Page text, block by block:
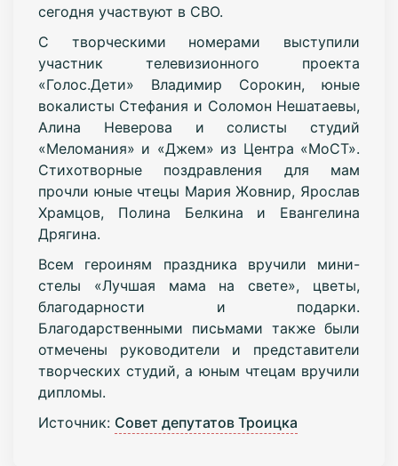
сегодня участвуют в СВО.
С творческими номерами выступили
участник телевизионного проекта
«Голос.Дети» Владимир Сорокин, юные
вокалисты Стефания и Соломон Нешатаевы,
Алина Неверова и солисты студий
«Меломания» и «Джем» из Центра «МоСТ».
Стихотворные поздравления для мам
прочли юные чтецы Мария Жовнир, Ярослав
Храмцов, Полина Белкина и Евангелина
Дрягина.
Всем героиням праздника вручили мини-
стелы «Лучшая мама на свете», цветы,
благодарности и подарки.
Благодарственными письмами также были
отмечены руководители и представители
творческих студий, а юным чтецам вручили
дипломы.
Источник: Совет депутатов Троицка